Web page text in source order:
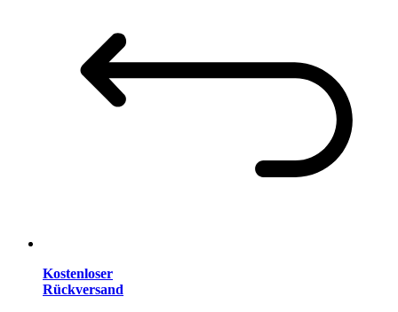
Kostenloser
Rückversand